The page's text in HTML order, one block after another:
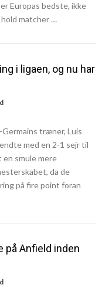
Europas bedste, ikke
matcher …
i ligaen, og nu har
Germains træner, Luis
med en 2-1 sejr til
smule mere
da de
på fire point foran
på Anfield inden